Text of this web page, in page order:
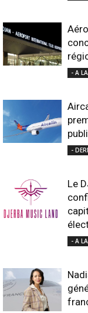
- A
-
Le
- A